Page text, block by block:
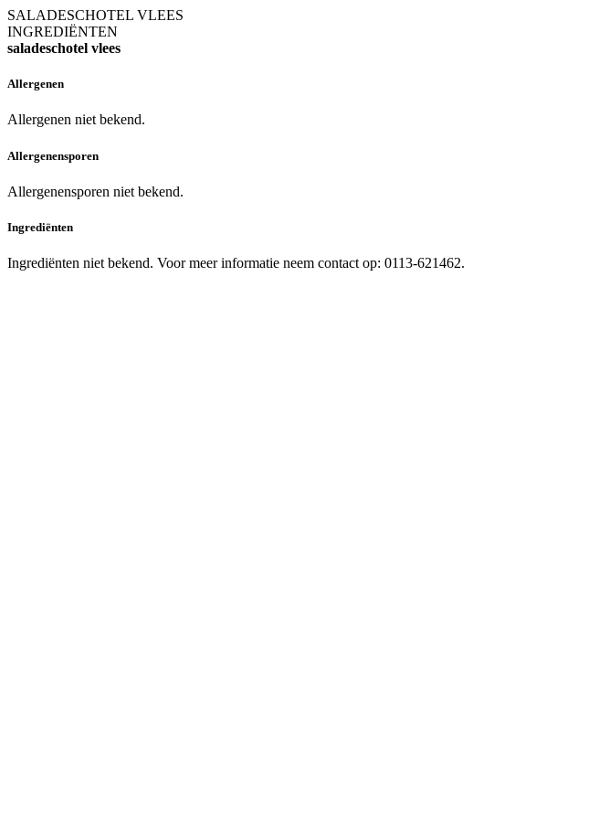
SALADESCHOTEL VLEES
INGREDIËNTEN
saladeschotel vlees
Allergenen
Allergenen niet bekend.
Allergenensporen
Allergenensporen niet bekend.
Ingrediënten
Ingrediënten niet bekend. Voor meer informatie neem contact op: 0113-621462.